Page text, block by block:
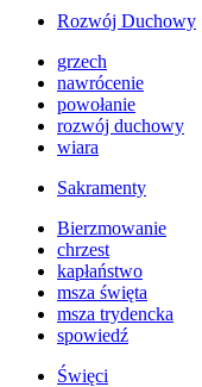
Rozwój Duchowy
grzech
nawrócenie
powołanie
rozwój duchowy
wiara
Sakramenty
Bierzmowanie
chrzest
kapłaństwo
msza święta
msza trydencka
spowiedź
Święci